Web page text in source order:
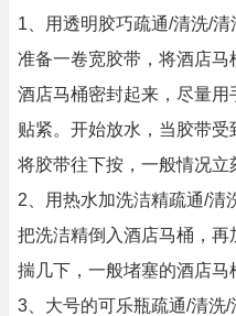
1、用透明胶巧疏通/清洗/清
准备一卷宽胶带，将酒店
酒店马桶密封起来，尽量
贴紧。开始放水，当胶带
将胶带往下按，一般情况立
2、用热水加洗洁精疏通/清
把洗洁精倒入酒店马桶，
揣几下，一般堵塞的酒店马
3、大号的可乐瓶疏通/清洗/